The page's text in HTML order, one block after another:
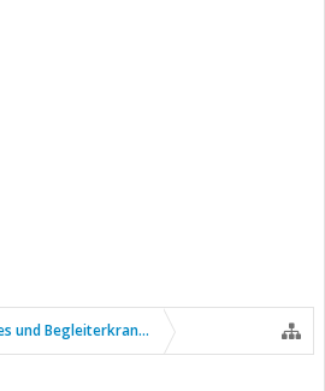
und Begleiterkrankungen